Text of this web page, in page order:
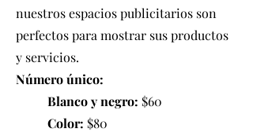
nuestros espacios publicitarios son
perfectos para mostrar sus productos
y servicios.
Número único:
Blanco y negro: $60
Color: $80